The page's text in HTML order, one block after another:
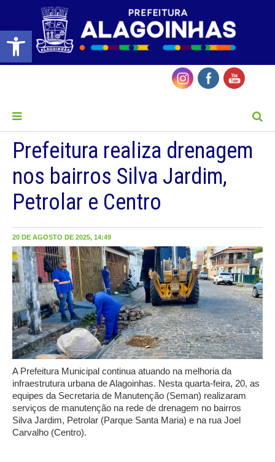
Barra de Ferramentas Aberta
Prefeitura realiza drenagem
nos bairros Silva Jardim,
Petrolar e Centro
20 DE AGOSTO DE 2025, 14:49
A Prefeitura Municipal continua atuando na melhoria da
infraestrutura urbana de Alagoinhas. Nesta quarta-feira, 20, as
equipes da Secretaria de Manutenção (Seman) realizaram
serviços de manutenção na rede de drenagem no bairros
Silva Jardim, Petrolar (Parque Santa Maria) e na rua Joel
Carvalho (Centro).